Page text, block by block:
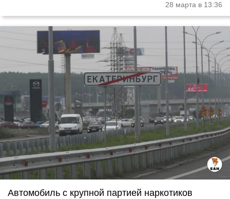
28 марта в 13:36
Автомобиль с крупной партией наркотиков